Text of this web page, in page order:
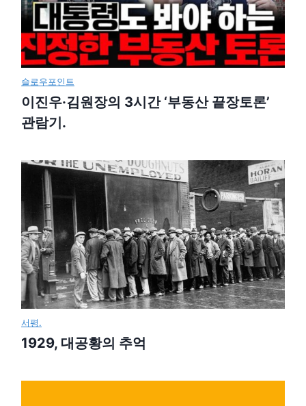
슬로우포인트
이진우·김원장의 3시간 ‘부동산 끝장토론’
관람기.
서평.
1929, 대공황의 추억